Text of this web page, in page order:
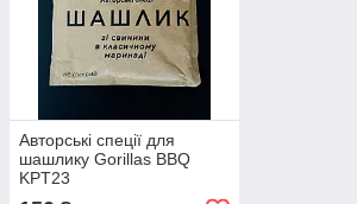
Авторські спеції для
шашлику Gorillas BBQ
KPT23